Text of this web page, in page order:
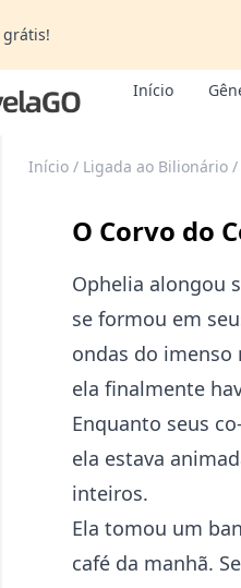
grátis!
Início
Início / Ligada ao Bilionário /
O Corvo do
Ophelia alongou
se formou em
ondas do imenso
ela finalmente
Enquanto seus
ela estava
inteiros.
Ela tomou um
café da manhã.